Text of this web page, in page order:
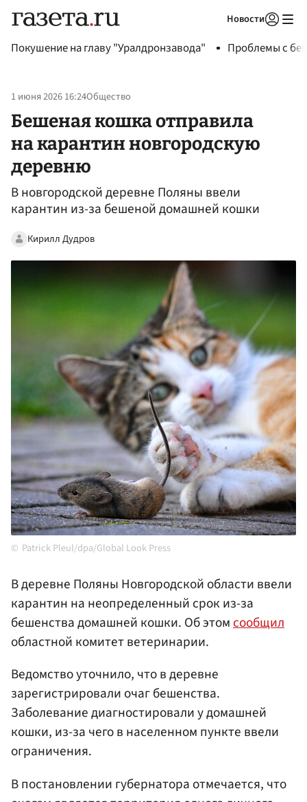
Новости
Покушение на главу "Уралдронзавода" Проблемы с
1 июня 2026 16:24Общество
Бешеная кошка отправила
на карантин новгородскую
деревню
В новгородской деревне Поляны ввели
карантин из-за бешеной домашней кошки
Кирилл Дудров
Patrick Pleul/dpa/Global Look Press
В деревне Поляны Новгородской области ввели
карантин на неопределенный срок из-за
бешенства домашней кошки. Об этомсообщил
областной комитет ветеринарии.
Ведомство уточнило, что в деревне
зарегистрировали очаг бешенства.
Заболевание диагностировали у домашней
кошки, из-за чего в населенном пункте ввели
ограничения.
В постановлении губернатора отмечается, что